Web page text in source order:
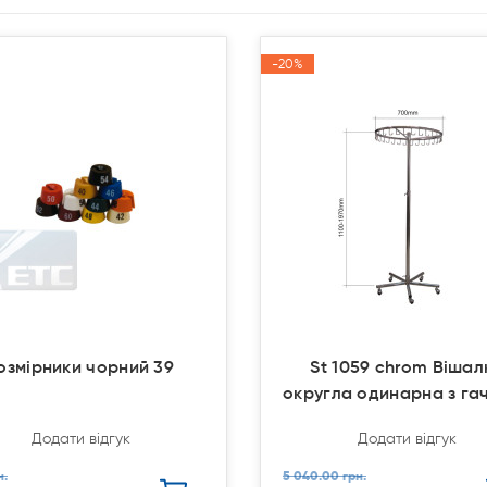
чорний 39
Додати відгук
-20%
-20%
St 1059 chrom
округла одинарна з
Додати відгук
5 040.00 грн.